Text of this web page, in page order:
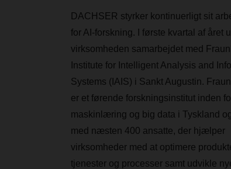
DACHSER styrker kontinuerligt sit
for AI-forskning. I første kvartal af året
virksomheden samarbejdet med
Institute for Intelligent Analysis and
Systems (IAIS) i Sankt Augustin.
er et førende forskningsinstitut inden
maskinlæring og big data i Tyskland
med næsten 400 ansatte, der hjælper
virksomheder med at optimere
tjenester og processer samt udvikle